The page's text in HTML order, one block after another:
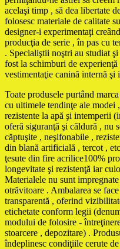
acelaşi timp , să dea libertate
folosesc materiale de calitate
designer-i experimentaţi
producţia de serie , în pas cu
. Specialiştii noştri au studiat
fost la schimburi de
vestimentaţie canină internă şi
Toate produsele purtând
cu ultimele tendinţe ale modei
rezistente la apă şi intemperii
oferă siguranţă şi căldură , nu
căptuşite , neşifonabile ,
din blană artificială , tercot ,
ţesute din fire acrilice100%
longevitate şi rezistenţă iar
Materialele nu sunt
otrăvitoare . Ambalarea se
transparentă , oferind
etichetate conform legii
modului de folosire -
stoarcere , depozitare) .
îndeplinesc condiţiile cerute